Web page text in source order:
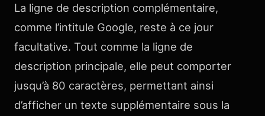
La ligne de description complémentaire,
comme l’intitule Google, reste à ce jour
facultative. Tout comme la ligne de
description principale, elle peut comporter
jusqu’à 80 caractères, permettant ainsi
d’afficher un texte supplémentaire sous la